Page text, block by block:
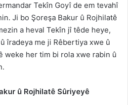
Tekîn Goyî de em tevahî
Ji bo Şoreşa Bakur û Rojhilatê
a heval Tekîn jî têde heye,
îradeya me ji Rêbertiya xwe û
weke her tim bi rola xwe rabin û
û Rojhilatê Sûriyeyê